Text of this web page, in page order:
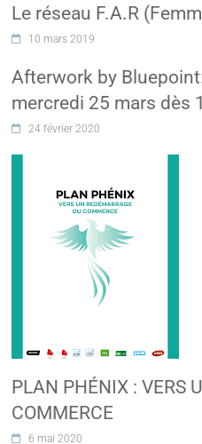
Le réseau F.A.R
10 mars 2019
Afterwork by
mercredi 25 mars dès
24 février 2020
PLAN PHÉNIX : VERS
COMMERCE
6 mai 2020